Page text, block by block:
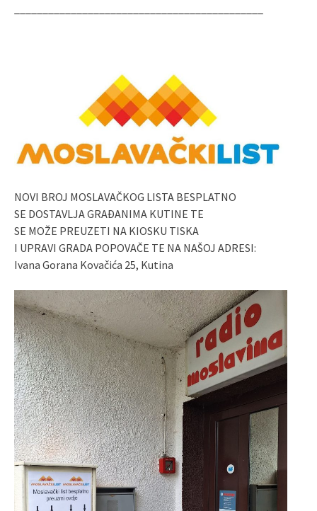
NOVI BROJ MOSLAVAČKOG LISTA BESPLATNO
SE DOSTAVLJA GRAĐANIMA KUTINE TE
SE MOŽE PREUZETI NA KIOSKU TISKA
I UPRAVI GRADA POPOVAČE TE NA NAŠOJ ADRESI:
Ivana Gorana Kovačića 25, Kutina